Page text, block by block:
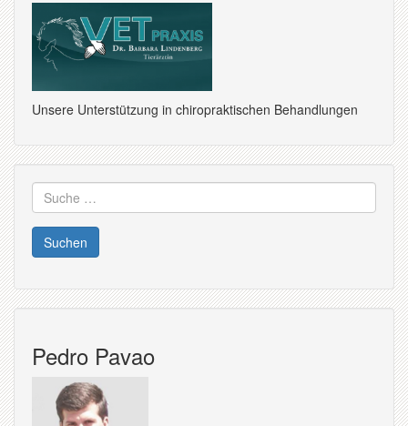
Unsere Unterstützung in chiropraktischen Behandlungen
Suche
nach:
Pedro Pavao